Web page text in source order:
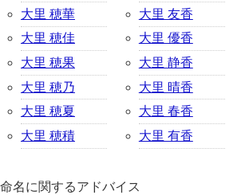
大里 穂華
大里 穂佳
大里 穂果
大里 穂乃
大里 穂夏
大里 穂積
大里 友香
大里 優香
大里 静香
大里 晴香
大里 春香
大里 有香
命名に関するアドバイス